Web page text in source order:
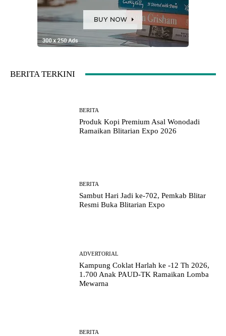
BERITA TERKINI
BERITA
Produk Kopi Premium Asal Wonodadi
Ramaikan Blitarian Expo 2026
BERITA
Sambut Hari Jadi ke-702, Pemkab Blitar
Resmi Buka Blitarian Expo
ADVERTORIAL
Kampung Coklat Harlah ke -12 Th 2026,
1.700 Anak PAUD-TK Ramaikan Lomba
Mewarna
BERITA